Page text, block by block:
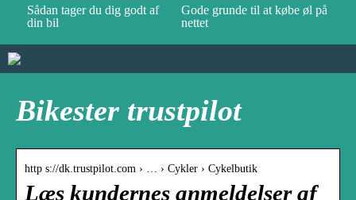
Sådan tager du dig godt af
din bil
Gode grunde til at købe øl på
nettet
Bikester trustpilot
http s://dk.trustpilot.com › … › Cykler › Cykelbutik
Læs kundernes anmeldelser af